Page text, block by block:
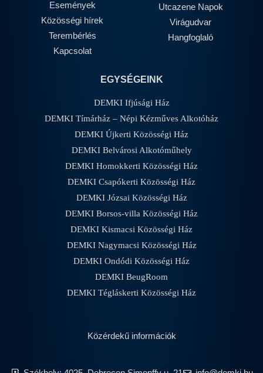
Események
Közösségi hírek
Terembérlés
Kapcsolat
Utcazene Napok
Virágudvar
Hangfoglaló
EGYSÉGEINK
DEMKI Ifjúsági Ház
DEMKI Tímárház – Népi Kézműves Alkotóház
DEMKI Újkerti Közösségi Ház
DEMKI Belvárosi Alkotóműhely
DEMKI Homokkerti Közösségi Ház
DEMKI Csapókerti Közösségi Ház
DEMKI Józsai Közösségi Ház
DEMKI Borsos-villa Közösségi Ház
DEMKI Kismacsi Közösségi Ház
DEMKI Nagymacsi Közösségi Ház
DEMKI Ondódi Közösségi Ház
DEMKI BeugRoom
DEMKI Tégláskerti Közösségi Ház
Közérdekű információk